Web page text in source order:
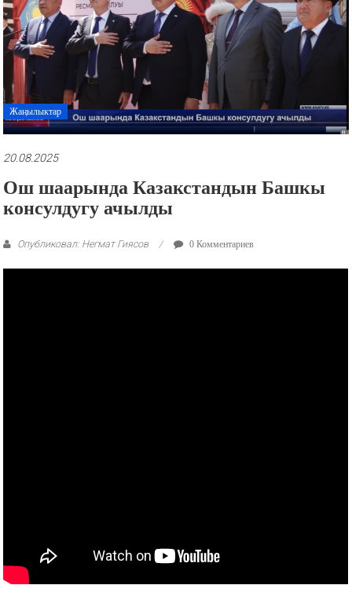
рекламные
ролики
и
презентации.
Жаңылыктар
20.08.2025
Ош шаарында Казакстандын Башкы
консулдугу ачылды
Опубликовал: Негмат Гиясов 0 Комментариев